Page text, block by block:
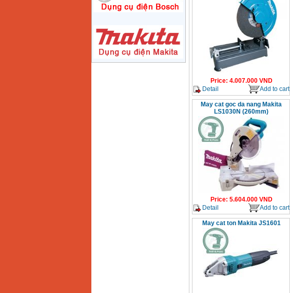
GA4040 ( 100mm)
Price:2043000VND
Price: 4.007.000VND
Detail
Add to cart
May cat goc da nang Makita
LS1030N (260mm)
Price: 5.604.000VND
Detail
Add to cart
May cat ton Makita JS1601